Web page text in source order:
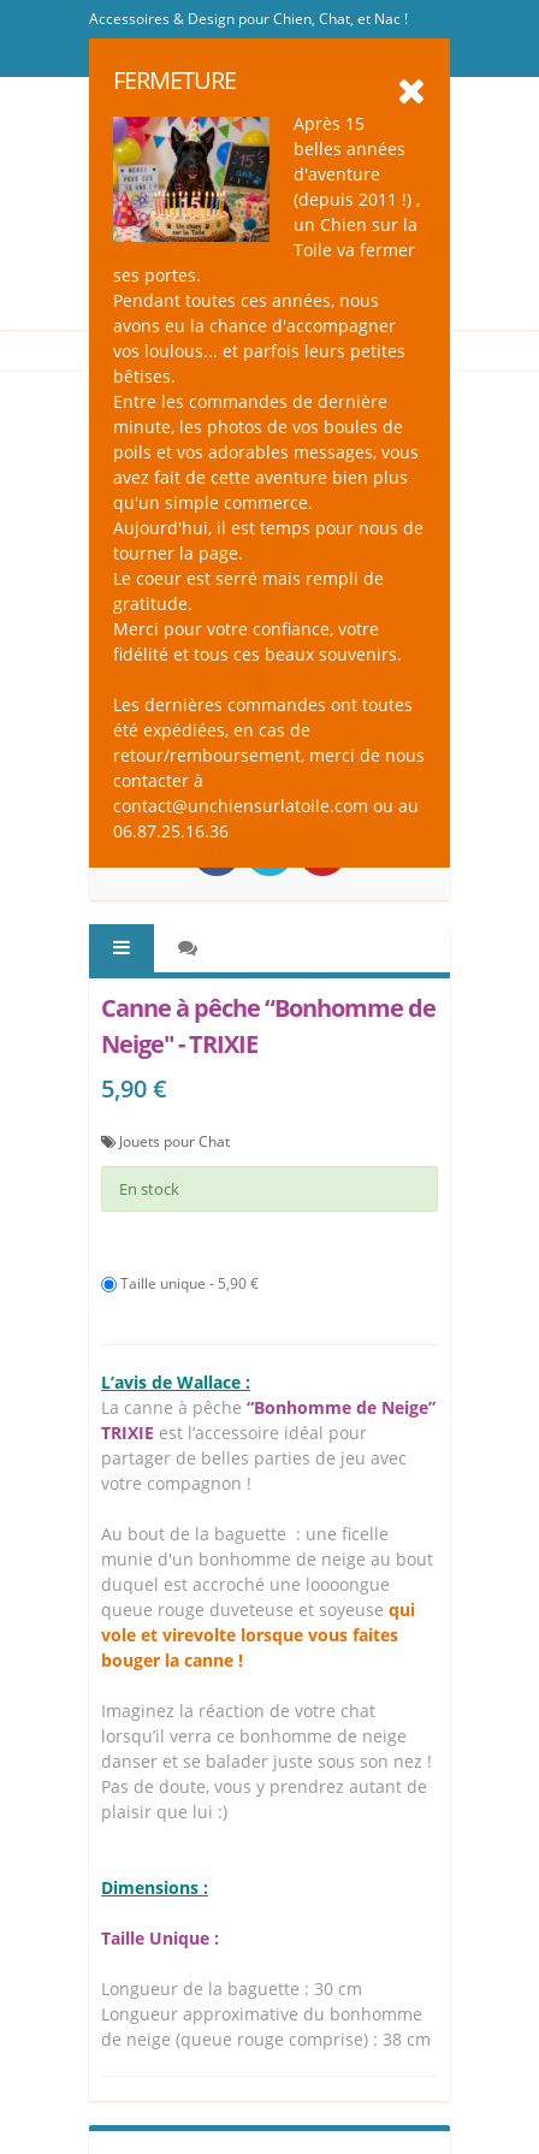
Accessoires & Design pour Chien, Chat, et Nac !
FERMETURE
Après 15
belles années
d'aventure
(depuis 2011 !) ,
un Chien sur la
Toile va fermer
ses portes.
Pendant toutes ces années, nous
avons eu la chance d'accompagner
vos loulous... et parfois leurs petites
bêtises.
Entre les commandes de dernière
minute, les photos de vos boules de
poils et vos adorables messages, vous
avez fait de cette aventure bien plus
qu'un simple commerce.
Aujourd'hui, il est temps pour nous de
tourner la page.
Le coeur est serré mais rempli de
gratitude.
Merci pour votre confiance, votre
fidélité et tous ces beaux souvenirs.
Les dernières commandes ont toutes
été expédiées, en cas de
retour/remboursement, merci de nous
contacter à
contact@unchiensurlatoile.com ou au
06.87.25.16.36
Canne à pêche “Bonhomme de
Neige" - TRIXIE
5,90 €
Jouets pour Chat
En stock
Taille unique - 5,90 €
L’avis de Wallace :
La canne à pêche “Bonhomme de Neige”
TRIXIE est l’accessoire idéal pour
partager de belles parties de jeu avec
votre compagnon !
Au bout de la baguette : une ficelle
munie d'un bonhomme de neige au bout
duquel est accroché une loooongue
queue rouge duveteuse et soyeuse qui
vole et virevolte lorsque vous faites
bouger la canne !
Imaginez la réaction de votre chat
lorsqu’il verra ce bonhomme de neige
danser et se balader juste sous son nez !
Pas de doute, vous y prendrez autant de
plaisir que lui :)
Dimensions :
Taille Unique :
Longueur de la baguette : 30 cm
Longueur approximative du bonhomme
de neige (queue rouge comprise) : 38 cm